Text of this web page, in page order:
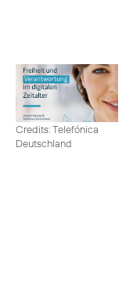
Credits: Telefónica
Deutschland